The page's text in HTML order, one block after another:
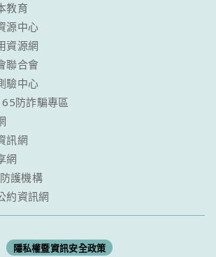
教育
源中心
資源網
聯合會
驗中心
防詐騙專區
訊網
網
護機構
約資訊網
隱私權暨資訊安全政策